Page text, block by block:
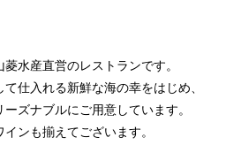
水産直営のレストランです。
仕入れる新鮮な海の幸をはじめ、
ズナブルにご用意しています。
ンも揃えてございます。